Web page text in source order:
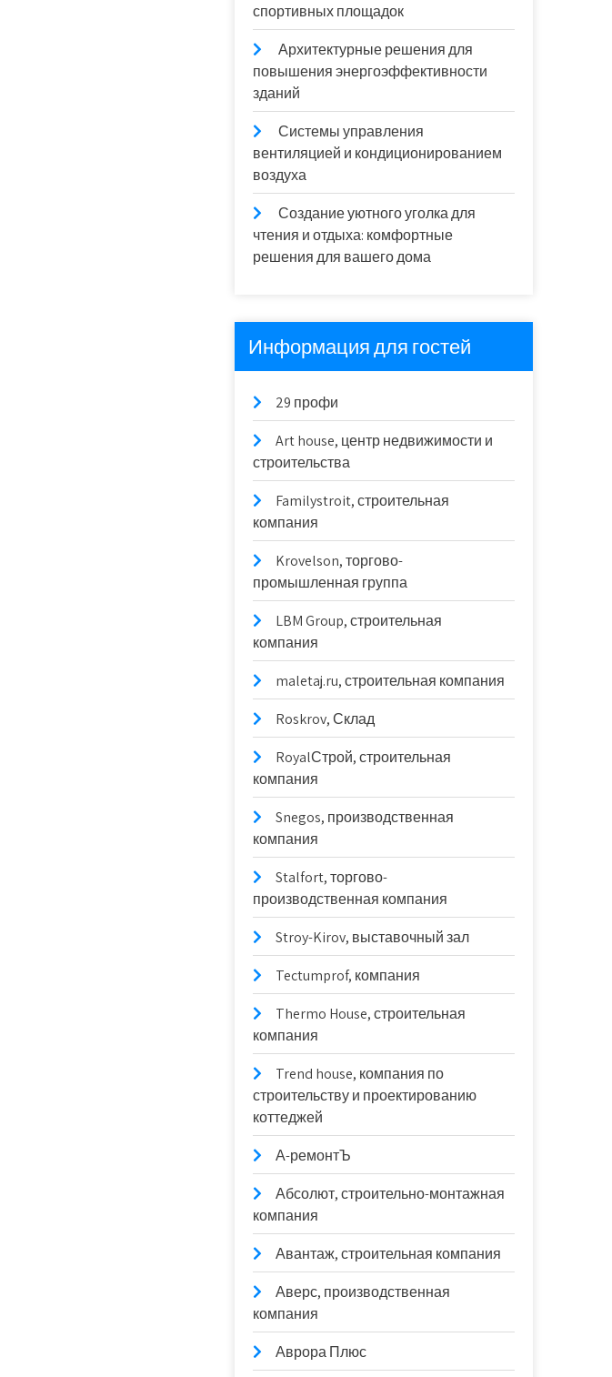
спортивных площадок
Архитектурные решения для
повышения энергоэффективности
зданий
Системы управления
вентиляцией и кондиционированием
воздуха
Создание уютного уголка для
чтения и отдыха: комфортные
решения для вашего дома
Информация для гостей
29 профи
Art house, центр недвижимости и
строительства
Familystroit, строительная
компания
Krovelson, торгово-
промышленная группа
LBM Group, строительная
компания
maletaj.ru, строительная компания
Roskrov, Склад
RoyalСтрой, строительная
компания
Snegos, производственная
компания
Stalfort, торгово-
производственная компания
Stroy-Kirov, выставочный зал
Tectumprof, компания
Thermo House, строительная
компания
Trend house, компания по
строительству и проектированию
коттеджей
А-ремонтЪ
Абсолют, строительно-монтажная
компания
Авантаж, строительная компания
Аверс, производственная
компания
Аврора Плюс